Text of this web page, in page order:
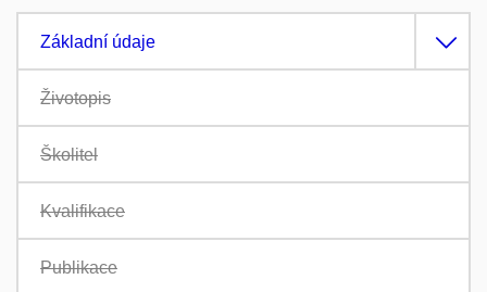
Základní údaje
Životopis
Školitel
Kvalifikace
Publikace